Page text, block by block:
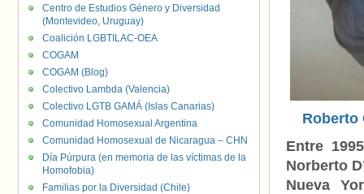
Roberto
Entre
Norberto
Nueva
Centro de Estudios Género y Diversidad
(Montevideo, Uruguay)
Coalición LGBTILAC-OEA
COGAM
COGAM (Blog)
Colectivo Lambda (Valencia)
Colectivo LGTB GAMÁ (Islas Canarias)
Comunidad Homosexual Argentina
Comunidad Homosexual de Nicaragua – CHN
Día Púrpura (en memoria de las víctimas de la
Homofobia)
Familias por la Diversidad (Chile)